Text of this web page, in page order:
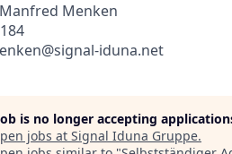
Menken
iduna.net
is no longer accepting
jobs at Signal Iduna Gruppe.